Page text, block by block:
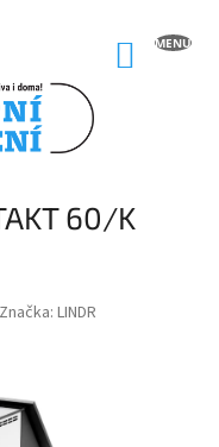
60/K
Značka: LINDR